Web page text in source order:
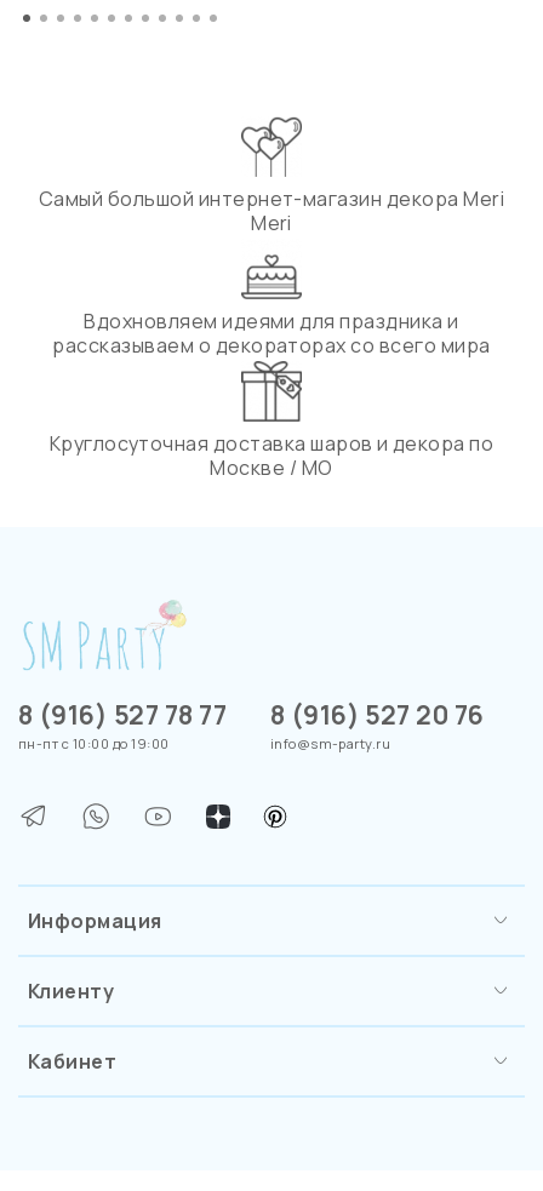
Самый большой интернет-магазин декора Meri
Meri
Вдохновляем идеями для праздника и
рассказываем о декораторах со всего мира
Круглосуточная доставка шаров и декора по
Москве / МО
Информация
Клиенту
Кабинет
8 (916) 527 78 77
пн-пт с 10:00 до 19:00
8 (916) 527 20 76
info@sm-party.ru